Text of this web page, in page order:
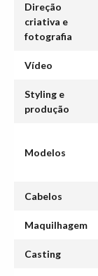
Direção
criativa e
fotografia
Vídeo
Styling e
produção
Modelos
Cabelos
Maquilhagem
Casting